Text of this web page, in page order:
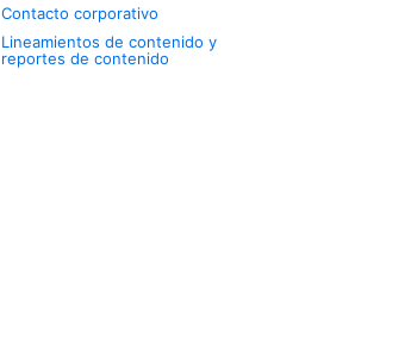
Contacto corporativo
Lineamientos de contenido y
reportes de contenido